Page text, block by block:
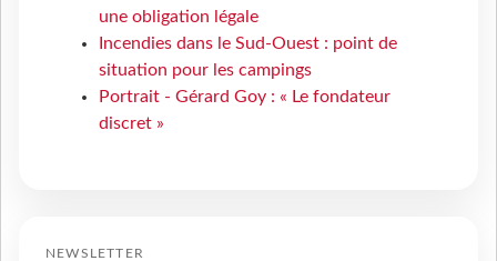
une obligation légale
Incendies dans le Sud-Ouest : point de
situation pour les campings
Portrait - Gérard Goy : « Le fondateur
discret »
NEWSLETTER